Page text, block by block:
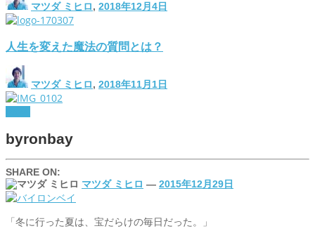
マツダ ミヒロ, 2018年12月4日
人生を変えた魔法の質問とは？
マツダ ミヒロ, 2018年11月1日
byronbay
SHARE ON:
マツダ ミヒロ — 2015年12月29日
「冬に行った夏は、宝だらけの毎日だった。」